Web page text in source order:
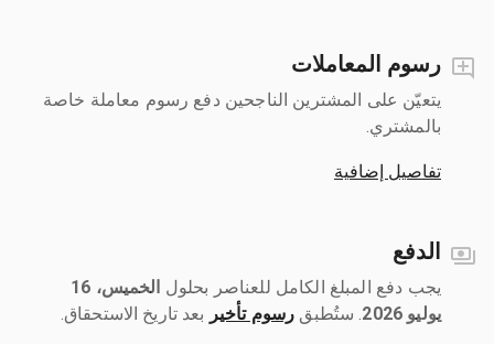
رسوم المعاملات
يتعيّن على المشترين الناجحين دفع رسوم معاملة خاصة
بالمشتري.
تفاصيل إضافية
الدفع
يجب دفع المبلغ الكامل للعناصر بحلول ‎
الخميس، 16
يوليو 2026
رسوم تأخير بعد تاريخ الاستحقاق.